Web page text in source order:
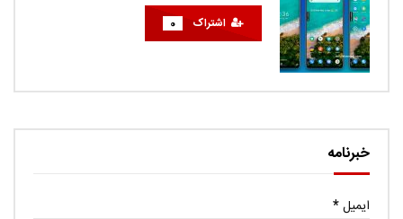
اشتراک 0
خبرنامه
ایمیل*